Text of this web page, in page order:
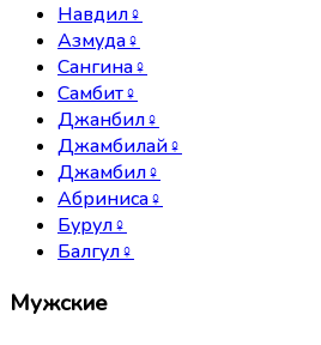
Навдил♀
Азмуда♀
Сангина♀
Самбит♀
Джанбил♀
Джамбилай♀
Джамбил♀
Абриниса♀
Бурул♀
Балгул♀
Мужские